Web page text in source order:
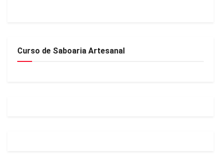
Curso de Saboaria Artesanal